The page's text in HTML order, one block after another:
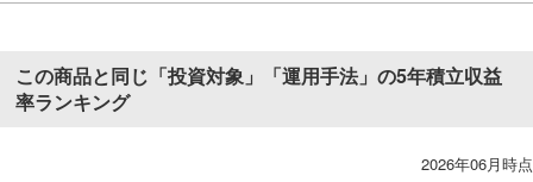
この商品と同じ「投資対象」「運用手法」の5年積立収益
率ランキング
2026年06月時点